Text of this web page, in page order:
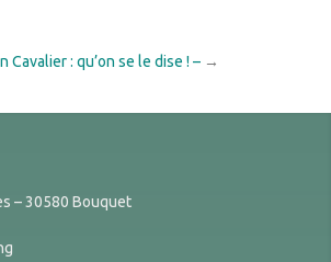
Cavalier : qu’on se le dise ! – →
– 30580 Bouquet